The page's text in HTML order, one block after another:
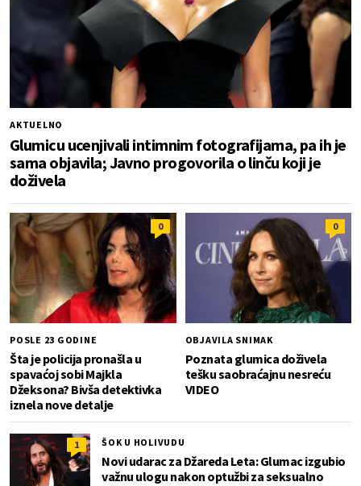
AKTUELNO
Glumicu ucenjivali intimnim fotografijama, pa ih je
sama objavila; Javno progovorila o linču koji je
doživela
0
POSLE 23 GODINE
Šta je policija pronašla u
spavaćoj sobi Majkla
Džeksona? Bivša detektivka
iznela nove detalje
0
OBJAVILA SNIMAK
Poznata glumica doživela
tešku saobraćajnu nesreću
VIDEO
1 ŠOK U HOLIVUDU
Novi udarac za Džareda Leta: Glumac izgubio
važnu ulogu nakon optužbi za seksualno